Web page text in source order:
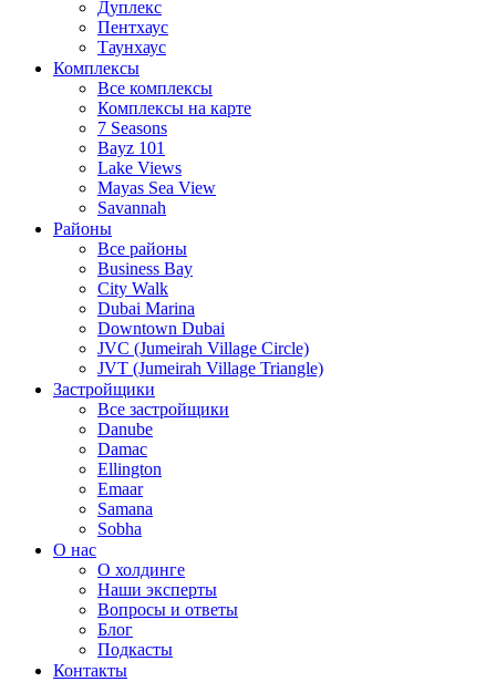
Дуплекс
Пентхаус
Таунхаус
Комплексы
Все комплексы
Комплексы на карте
7 Seasons
Bayz 101
Lake Views
Mayas Sea View
Savannah
Районы
Все районы
Business Bay
City Walk
Dubai Marina
Downtown Dubai
JVC (Jumeirah Village Circle)
JVT (Jumeirah Village Triangle)
Застройщики
Все застройщики
Danube
Damac
Ellington
Emaar
Samana
Sobha
О нас
О холдинге
Наши эксперты
Вопросы и ответы
Блог
Подкасты
Контакты